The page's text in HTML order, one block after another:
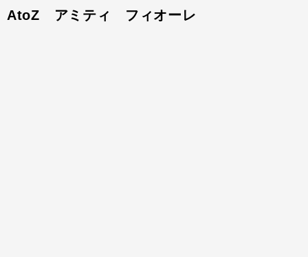
AtoZ アミティ フィオーレ